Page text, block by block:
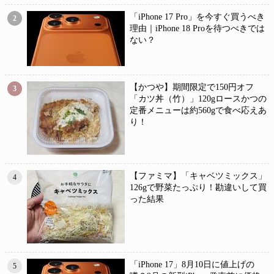
2
「iPhone 17 Pro」を今すぐ買うべき
理由｜iPhone 18 Proを待つべきでは
ない？
3
【かつや】期間限定で150円オフ
「カツ丼（竹）」120gロースかつの
定番メニューは約560gで食べ応えあ
り！
4
【ファミマ】「キャベツミックス」
126gで野菜たっぷり！勘違いして買
った結果
5
「iPhone 17」8月10日に値上げの